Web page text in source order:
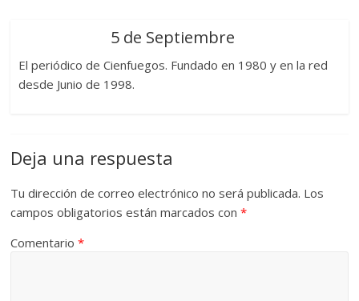
5 de Septiembre
El periódico de Cienfuegos. Fundado en 1980 y en la red
desde Junio de 1998.
Deja una respuesta
Tu dirección de correo electrónico no será publicada. Los
campos obligatorios están marcados con*
Comentario*